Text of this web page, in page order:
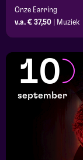
Onze Earring
v.a. € 37,50
Muziek
10
september